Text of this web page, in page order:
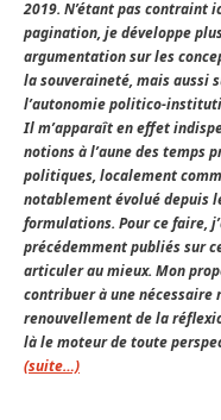
2019. N’étant pas contraint
pagination, je développe
argumentation sur les
la souveraineté, mais aussi
l’autonomie politico-
Il m’apparaît en effet
notions à l’aune des temps
politiques, localement
notablement évolué depuis
formulations. Pour ce faire,
précédemment publiés sur
articuler au mieux. Mon
contribuer à une
renouvellement de la
là le moteur de toute
(suite…)